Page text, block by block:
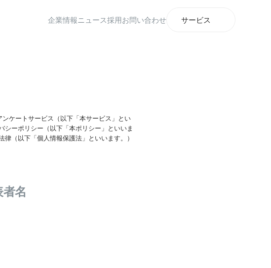
ケートサービス（以下「本サービス」とい
ーポリシー（以下「本ポリシー」といいま
（以下「個人情報保護法」といいます。）
名
企業情報ニュース採用お問い合わせ サービス